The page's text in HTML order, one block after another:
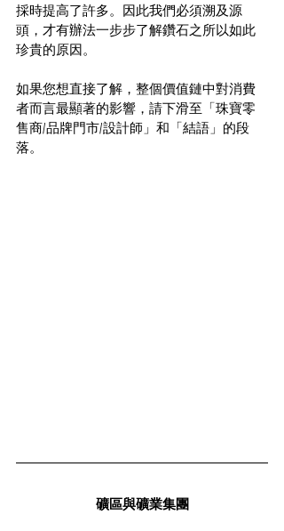
採時提高了許多。因此我們必須溯及源
頭，才有辦法一步步了解鑽石之所以如此
珍貴的原因。
如果您想直接了解，整個價值鏈中對消費
者而言最顯著的影響，請下滑至「珠寶零
售商/品牌門市/設計師」和「結語」的段
落。
礦區與礦業集團